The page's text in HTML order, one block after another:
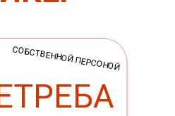
СОБСТВЕННОЙ ПЕРСОНОЙ